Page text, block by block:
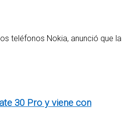
teléfonos Nokia, anunció que la
30 Pro y viene con